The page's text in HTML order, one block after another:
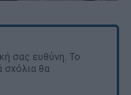
σας ευθύνη. Το
σχόλια θα